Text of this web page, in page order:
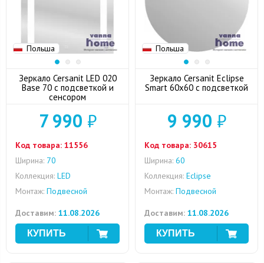
Польша
Зеркало Cersanit LED 020
Base 70 с подсветкой и
сенсором
7 990 ₽
Код товара: 11556
Ширина: 70
Коллекция: LED
Монтаж: Подвесной
Доставим: 11.08.2026
Польша
Зеркало Cersanit Eclipse
Smart 60x60 с подсветкой
9 990 ₽
Код товара: 30615
Ширина: 60
Коллекция: Eclipse
Монтаж: Подвесной
Доставим: 11.08.2026